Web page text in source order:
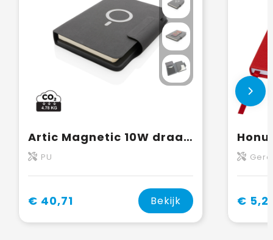
Artic Magnetic 10W draadloos oplaadbaar A5-notitieboek
PU
€ 40,71 Bekijk €